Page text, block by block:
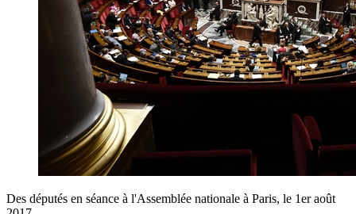
Des députés en séance à l'Assemblée nationale à Paris, le 1er août